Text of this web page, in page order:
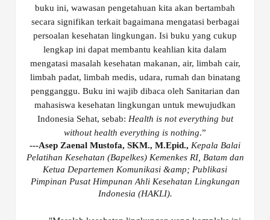
buku ini, wawasan pengetahuan kita akan bertambah
secara signifikan terkait bagaimana mengatasi berbagai
persoalan kesehatan lingkungan. Isi buku yang cukup
lengkap ini dapat membantu keahlian kita dalam
mengatasi masalah kesehatan makanan, air, limbah cair,
limbah padat, limbah medis, udara, rumah dan binatang
pengganggu. Buku ini wajib dibaca oleh Sanitarian dan
mahasiswa kesehatan lingkungan untuk mewujudkan
Indonesia Sehat, sebab: Health is not everything but
without health everything is nothing.”
---Asep Zaenal Mustofa, SKM., M.Epid., Kepala Balai
Pelatihan Kesehatan (Bapelkes) Kemenkes RI, Batam dan
Ketua Departemen Komunikasi &amp; Publikasi
Pimpinan Pusat Himpunan Ahli Kesehatan Lingkungan
Indonesia (HAKLI).